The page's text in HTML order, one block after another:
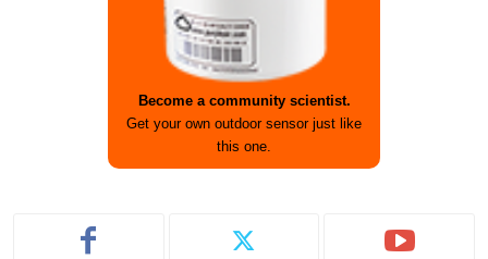
Become a community scientist.
Get your own outdoor sensor just like
this one.